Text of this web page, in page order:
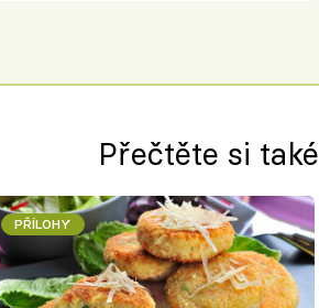
Přečtěte si také
PŘÍLOHY